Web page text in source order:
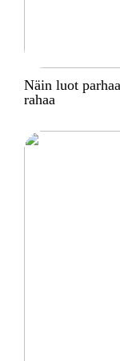
Näin luot
rahaa